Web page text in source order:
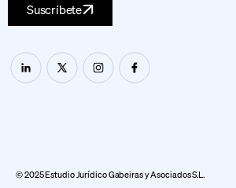
Suscríbete
© 2025 Estudio Jurídico Gabeiras y Asociados S.L.